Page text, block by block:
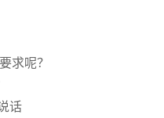
求呢？
话